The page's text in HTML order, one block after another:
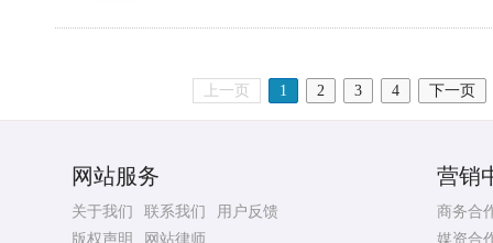
上一页 1 2 3 4 下一页
网站服务
关于我们 联系我们
用户反馈
版权声明
网站律师
营销
商务合
媒资合